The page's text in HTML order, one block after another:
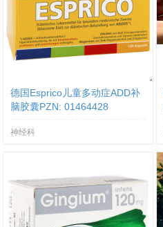
德国Esprico儿童多动症ADD补
脑胶囊PZN: 01464428
神经科